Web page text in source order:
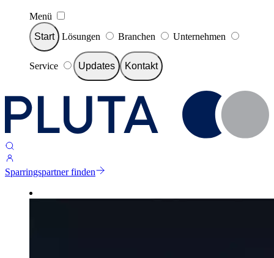
Menü
Start
Lösungen Branchen Unternehmen
Service Updates Kontakt
Sparringspartner finden